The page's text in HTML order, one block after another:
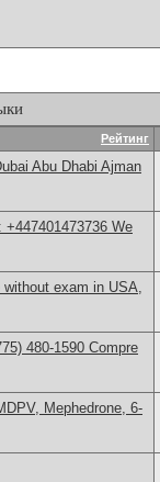
Рейтинг
Abu Dhabi Ajman
We
exam in USA,
480-1590 Compre
Mephedrone, 6-